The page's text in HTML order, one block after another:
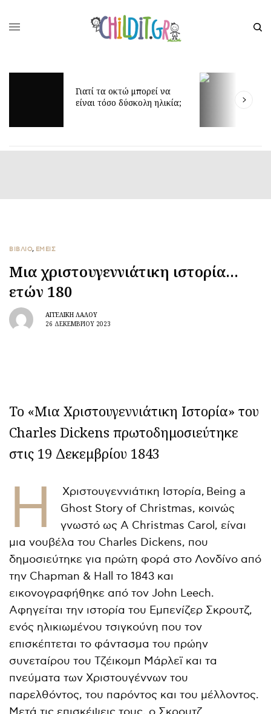
Γιατί τα οκτώ μπορεί να
είναι τόσο δύσκολη ηλικία;
ΒΙΒΛΙΟ, ΕΜΕΙΣ
Μια χριστουγεννιάτικη ιστορία…
ετών 180
ΑΓΓΕΛΙΚΉ ΛΆΛΟΥ
26 ΔΕΚΕΜΒΡΊΟΥ 2023
Το «Μια Χριστουγεννιάτικη Ιστορία» του
Charles Dickens πρωτοδημοσιεύτηκε
στις 19 Δεκεμβρίου 1843
Η
Χριστουγεννιάτικη Ιστορία, Being a
Ghost Story of Christmas, κοινώς
γνωστό ως A Christmas Carol, είναι
μια νουβέλα του Charles Dickens, που
δημοσιεύτηκε για πρώτη φορά στο Λονδίνο από
την Chapman & Hall το 1843 και
εικονογραφήθηκε από τον John Leech.
Aφηγείται την ιστορία του Εμπενίζερ Σκρουτζ,
ενός ηλικιωμένου τσιγκούνη που τον
επισκέπτεται το φάντασμα του πρώην
συνεταίρου του Τζέικομπ Μάρλεϊ και τα
πνεύματα των Χριστουγέννων του
παρελθόντος, του παρόντος και του μέλλοντος.